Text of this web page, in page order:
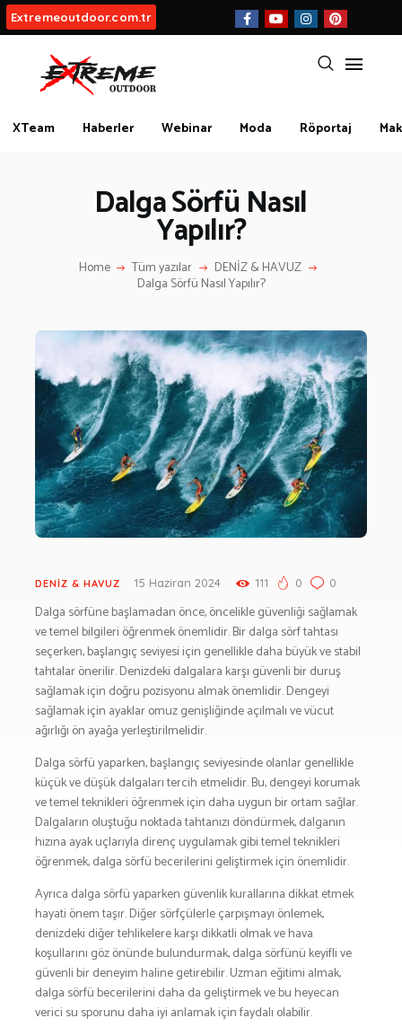
Extremeoutdoor.com.tr
XTeam Haberler Webinar Moda Röportaj
Dalga Sörfü Nasıl
Yapılır?
Home Tüm yazılar DENİZ & HAVUZ
Dalga Sörfü Nasıl Yapılır?
HAKKIMIZDA
İLETIŞIM
KATEGORİLER
İLGİNÇ BİLGİLER
AİRSOFT & PAİNTBALL
AYAKKABI
BALIKÇILIK
BESLENME
BİSİKLET
DAĞCILIK
DENİZ & HAVUZ
GİYİM
KAMPÇILIK
KARAVAN
OTO | MOTO
KAYAK
KOŞU
PET SHOP
YAŞAM VE SAĞLIK
SCUBA DALIŞ
SEYAHAT
SNOWBOARD
SPOR & FİTNESS
TEKNE & YAT
TEKNOLOJİ
TENİS
TIRMANIŞ
YÜRÜYÜŞ
YÜZME
ARŞİVLER
DENİZ & HAVUZ 15 Haziran 2024 111 0 0
Dalga sörfüne başlamadan önce, öncelikle güvenliği sağlamak
ve temel bilgileri öğrenmek önemlidir. Bir dalga sörf tahtası
seçerken, başlangıç seviyesi için genellikle daha büyük ve stabil
tahtalar önerilir. Denizdeki dalgalara karşı güvenli bir duruş
sağlamak için doğru pozisyonu almak önemlidir. Dengeyi
sağlamak için ayaklar omuz genişliğinde açılmalı ve vücut
ağırlığı ön ayağa yerleştirilmelidir.
Dalga sörfü yaparken, başlangıç seviyesinde olanlar genellikle
küçük ve düşük dalgaları tercih etmelidir. Bu, dengeyi korumak
ve temel teknikleri öğrenmek için daha uygun bir ortam sağlar.
Dalgaların oluştuğu noktada tahtanızı döndürmek, dalganın
hızına ayak uçlarıyla direnç uygulamak gibi temel teknikleri
öğrenmek, dalga sörfü becerilerini geliştirmek için önemlidir.
Ayrıca dalga sörfü yaparken güvenlik kurallarına dikkat etmek
hayati önem taşır. Diğer sörfçülerle çarpışmayı önlemek,
denizdeki diğer tehlikelere karşı dikkatli olmak ve hava
koşullarını göz önünde bulundurmak, dalga sörfünü keyifli ve
güvenli bir deneyim haline getirebilir. Uzman eğitimi almak,
dalga sörfü becerilerini daha da geliştirmek ve bu heyecan
verici su sporunu daha iyi anlamak için faydalı olabilir.